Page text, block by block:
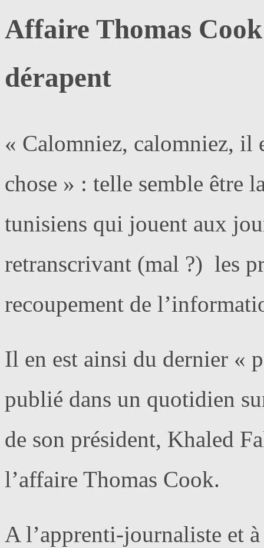
Affaire Thomas
dérapent
« Calomniez, calomniez, il
chose » : telle semble être
tunisiens qui jouent aux
retranscrivant (mal ?) les
recoupement de
Il en est ainsi du dernier «
publié dans un quotidien
de son président, Khaled
l’affaire Thomas Cook.
A l’apprenti-journaliste et